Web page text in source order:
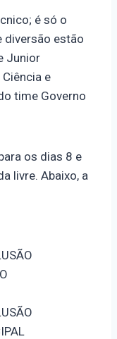
é só o
diversão estão
Junior
e
time Governo
os dias 8 e
livre. Abaixo, a